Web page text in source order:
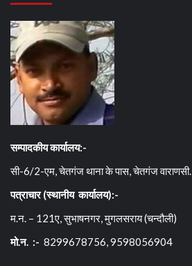
सम्पादकीय कार्यालय:-
सी-6/2-एम, चेतगंज थाना के पास, चेतगंज वाराणसी.
पत्राचार (स्थानीय कार्यालय):-
म.न. – 121ए, सुभाषनगर, मुगलसराय (चन्दौली)
मो.न. :- 8299678756, 9598056904